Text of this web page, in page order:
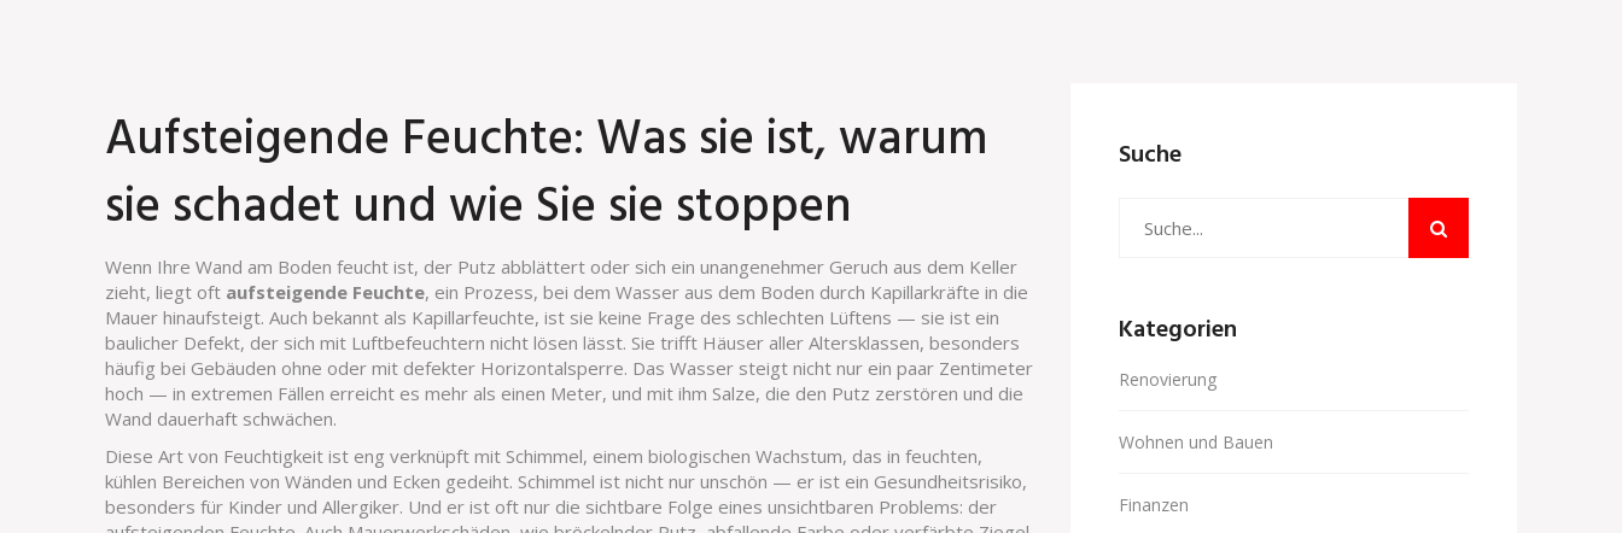
Aufsteigende Feuchte: Was sie ist, warum
sie schadet und wie Sie sie stoppen
Wenn Ihre Wand am Boden feucht ist, der Putz abblättert oder sich ein unangenehmer Geruch aus dem Keller
zieht, liegt oft aufsteigende Feuchte, ein Prozess, bei dem Wasser aus dem Boden durch Kapillarkräfte in die
Mauer hinaufsteigt. Auch bekannt als Kapillarfeuchte, ist sie keine Frage des schlechten Lüftens — sie ist ein
baulicher Defekt, der sich mit Luftbefeuchtern nicht lösen lässt. Sie trifft Häuser aller Altersklassen, besonders
häufig bei Gebäuden ohne oder mit defekter Horizontalsperre. Das Wasser steigt nicht nur ein paar Zentimeter
hoch — in extremen Fällen erreicht es mehr als einen Meter, und mit ihm Salze, die den Putz zerstören und die
Wand dauerhaft schwächen.
Diese Art von Feuchtigkeit ist eng verknüpft mit Schimmel, einem biologischen Wachstum, das in feuchten,
kühlen Bereichen von Wänden und Ecken gedeiht. Schimmel ist nicht nur unschön — er ist ein Gesundheitsrisiko,
besonders für Kinder und Allergiker. Und er ist oft nur die sichtbare Folge eines unsichtbaren Problems: der
Suche
Kategorien
Renovierung
Wohnen und Bauen
Finanzen